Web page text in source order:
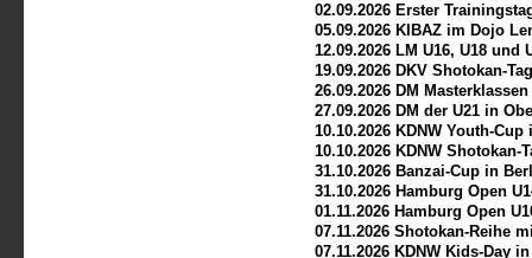
02.09.2026 Erster
05.09.2026 KIBAZ im Dojo
12.09.2026 LM U16, U18 und
19.09.2026 DKV Shotokan-
26.09.2026 DM
27.09.2026 DM der U21 in
10.10.2026 KDNW Youth-Cup
10.10.2026 KDNW Shotokan-
31.10.2026 Banzai-Cup in
31.10.2026 Hamburg Open
01.11.2026 Hamburg Open
07.11.2026 Shotokan-Reihe
07.11.2026 KDNW Kids-Day